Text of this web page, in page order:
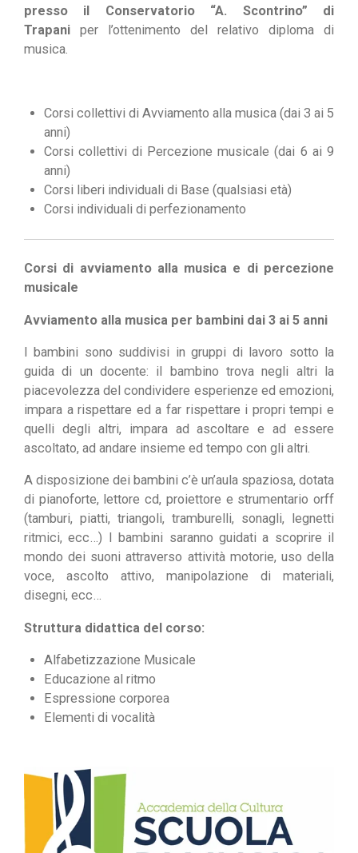
presso il Conservatorio “A. Scontrino” di
Trapani per l’ottenimento del relativo diploma di
musica.
Corsi collettivi di Avviamento alla musica (dai 3 ai 5
anni)
Corsi collettivi di Percezione musicale (dai 6 ai 9
anni)
Corsi liberi individuali di Base (qualsiasi età)
Corsi individuali di perfezionamento
Corsi di avviamento alla musica e di percezione
musicale
Avviamento alla musica per bambini dai 3 ai 5 anni
I bambini sono suddivisi in gruppi di lavoro sotto la
guida di un docente: il bambino trova negli altri la
piacevolezza del condividere esperienze ed emozioni,
impara a rispettare ed a far rispettare i propri tempi e
quelli degli altri, impara ad ascoltare e ad essere
ascoltato, ad andare insieme ed tempo con gli altri.
A disposizione dei bambini c’è un’aula spaziosa, dotata
di pianoforte, lettore cd, proiettore e strumentario orff
(tamburi, piatti, triangoli, tramburelli, sonagli, legnetti
ritmici, ecc…) I bambini saranno guidati a scoprire il
mondo dei suoni attraverso attività motorie, uso della
voce, ascolto attivo, manipolazione di materiali,
disegni, ecc…
Struttura didattica del corso:
Alfabetizzazione Musicale
Educazione al ritmo
Espressione corporea
Elementi di vocalità